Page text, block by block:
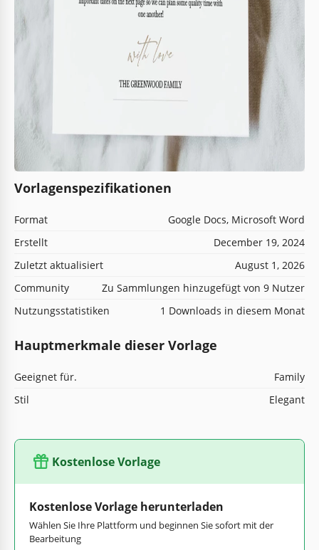
Vorlagenspezifikationen
Format
Google Docs, Microsoft Word
Erstellt
December 19, 2024
Zuletzt aktualisiert
August 1, 2026
Community
Zu Sammlungen hinzugefügt von 9 Nutzer
Nutzungsstatistiken
1 Downloads in diesem Monat
Hauptmerkmale dieser Vorlage
Geeignet für.
Family
Stil
Elegant
Kostenlose Vorlage
Kostenlose Vorlage herunterladen
Wählen Sie Ihre Plattform und beginnen Sie sofort mit der
Bearbeitung